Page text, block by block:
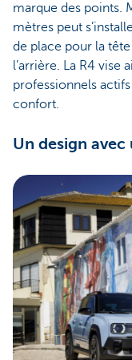
marque des points.
mètres peut
de place pour la
l’arrière. La R4 vise
professionnels
confort.
Un design